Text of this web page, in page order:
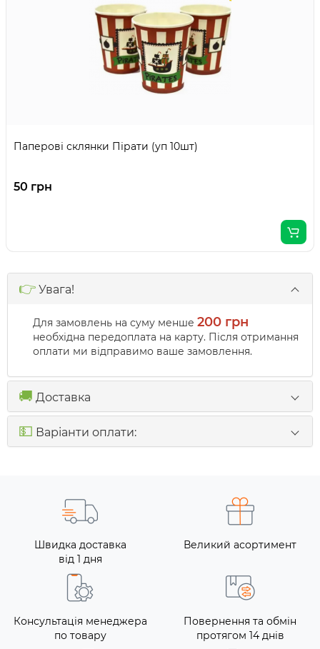
Паперові склянки Пірати (уп 10шт)
50 грн
👉 Увага!
Для замовлень на суму менше 200 грн
необхідна передоплата на карту. Після отримання
оплати ми відправимо ваше замовлення.
🚚 Доставка
💵 Варіанти оплати:
Швидка доставка
від 1 дня
Великий асортимент
Консультація менеджера
по товару
Повернення та обмін
протягом 14 днів